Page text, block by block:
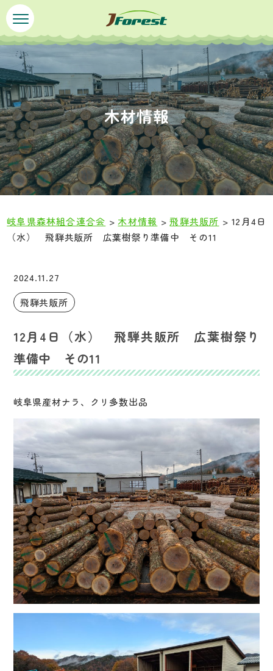
ペ
ー
ジ
先
頭
で
す
。
メ
ニ
ュ
を
飛
ば
し
て
本
文
へ
木材情報
岐阜県森林組合連合会 >木材情報 >飛騨共販所 > 12月4日
（水） 飛騨共販所 広葉樹祭り準備中 その11
2024.11.27
飛騨共販所
12月4日（水） 飛騨共販所 広葉樹祭り
準備中 その11
岐阜県産材ナラ、クリ多数出品